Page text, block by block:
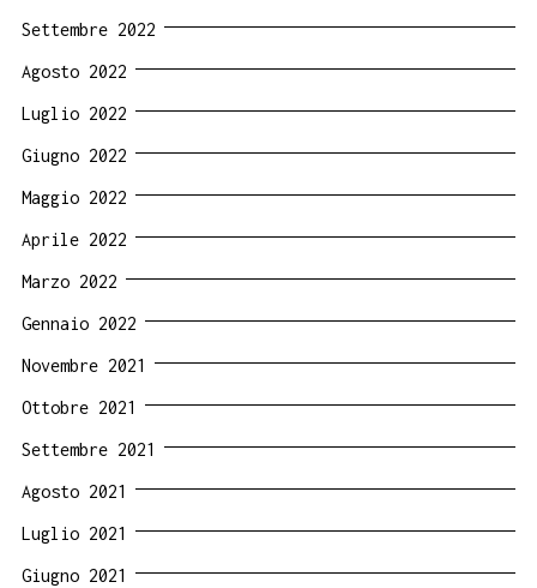
Settembre 2022
Agosto 2022
Luglio 2022
Giugno 2022
Maggio 2022
Aprile 2022
Marzo 2022
Gennaio 2022
Novembre 2021
Ottobre 2021
Settembre 2021
Agosto 2021
Luglio 2021
Giugno 2021